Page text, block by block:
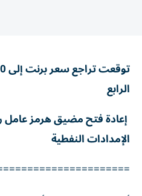
الرابع
الإمدادات النفطية